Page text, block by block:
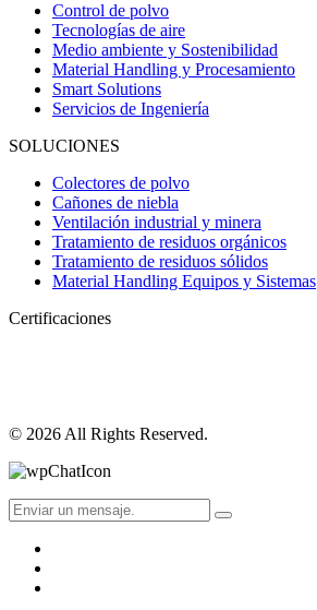
Control de polvo
Tecnologías de aire
Medio ambiente y Sostenibilidad
Material Handling y Procesamiento
Smart Solutions
Servicios de Ingeniería
SOLUCIONES
Colectores de polvo
Cañones de niebla
Ventilación industrial y minera
Tratamiento de residuos orgánicos
Tratamiento de residuos sólidos
Material Handling Equipos y Sistemas
Certificaciones
© 2026 All Rights Reserved.